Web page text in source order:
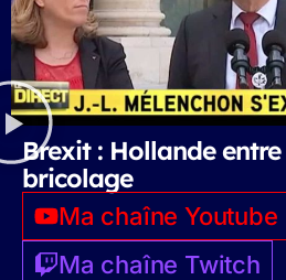
Brexit : Hollande
bricolage
Ma chaîne Youtube
Ma chaîne Twitch